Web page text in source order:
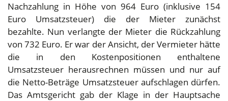
Nachzahlung in Höhe von 964 Euro (inklusive 154
Euro Umsatzsteuer) die der Mieter zunächst
bezahlte. Nun verlangte der Mieter die Rückzahlung
von 732 Euro. Er war der Ansicht, der Vermieter hätte
die in den Kostenpositionen enthaltene
Umsatzsteuer herausrechnen müssen und nur auf
die Netto-Beträge Umsatzsteuer aufschlagen dürfen.
Das Amtsgericht gab der Klage in der Hauptsache